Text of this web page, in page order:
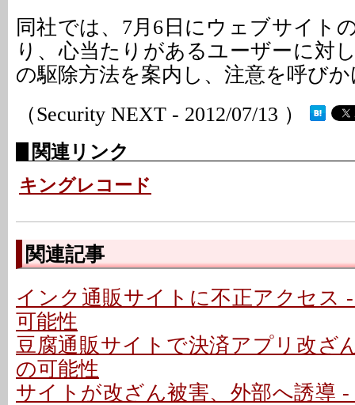
同社では、7月6日にウェブサイト
り、心当たりがあるユーザーに対
の駆除方法を案内し、注意を呼び
（Security NEXT - 2012/07/13 ）
関連リンク
キングレコード
関連記事
インク通販サイトに不正アクセス
可能性
豆腐通販サイトで決済アプリ改ざ
の可能性
サイトが改ざん被害、外部へ誘導